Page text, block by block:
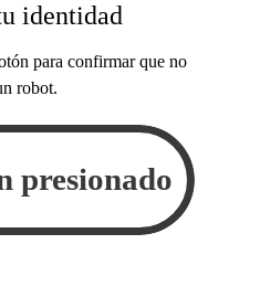
identidad
para confirmar que no
robot.